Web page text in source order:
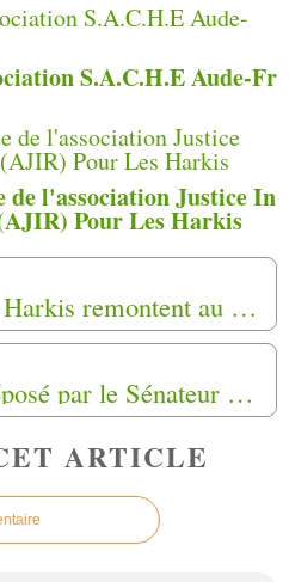
S.A.C.H.E Aude-Fr
de l'association Justice In
Pour Les Harkis
Les Harkis et fils de Harkis remontent au créneau Graulhet (81)
Proposition de loi déposé par le Sénateur Jean Pierre Leleux, sur proposition du Collectif des Associations de Harkis des Alpes- Maritimes.
ARTICLE